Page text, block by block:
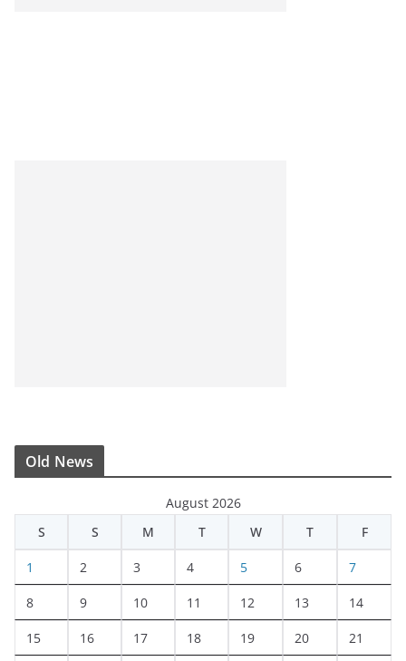
Old News
August 2026
S
S M T W T F
1 2 3 4 5 6 7
8 9 10 11 12 13 14
15 16 17 18 19 20 21